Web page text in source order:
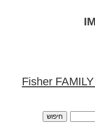
תלת אופן חשמלי עם ספסל Fisher FAMILY